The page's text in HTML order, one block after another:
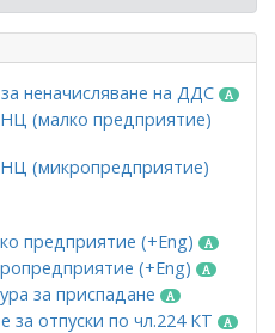
неначисляване на ДДС
(малко предприятие)
(микропредприятие)
предприятие (+Eng)
(+Eng)
за приспадане
отпуски по чл.224 КТ